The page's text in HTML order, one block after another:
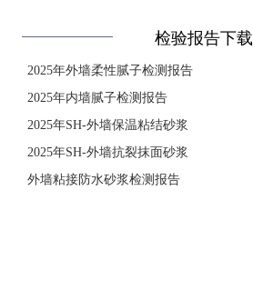
检验报告下载
2025年外墙柔性腻子检测报告
2025年内墙腻子检测报告
2025年SH-外墙保温粘结砂浆
2025年SH-外墙抗裂抹面砂浆
外墙粘接防水砂浆检测报告